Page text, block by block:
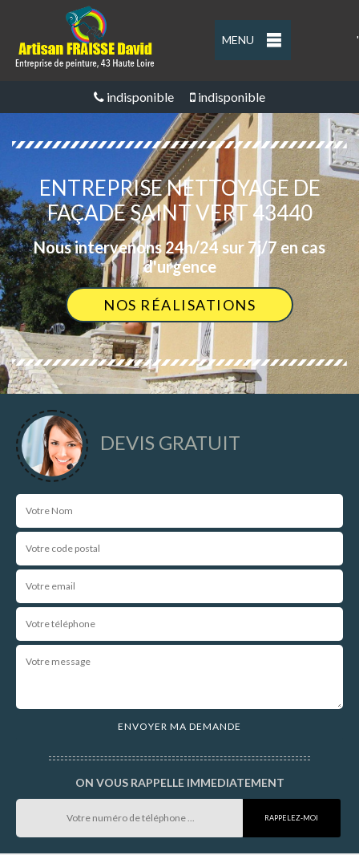
MENU '
indisponible indisponible
ENTREPRISE NETTOYAGE DE
FAÇADE SAINT VERT 43440
Nous intervenons 24h/24 sur 7j/7 en cas
d'urgence
NOS RÉALISATIONS
DEVIS GRATUIT
ON VOUS RAPPELLE IMMEDIATEMENT